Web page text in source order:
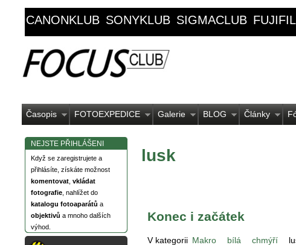
CANONKLUB SONYKLUB SIGMACLUB
Časopis FOTOEXPEDICE Galerie BLOG Články
NEJSTE PŘIHLÁŠENI
Když se zaregistrujete a
přihlásíte, získáte možnost
komentovat vkládat
fotografie , nahlížet do
katalogu fotoaparátů a
objektivů a mnoho dalších
výhod.
lusk
Konec i začátek
V kategorii Makro bílá chmýří